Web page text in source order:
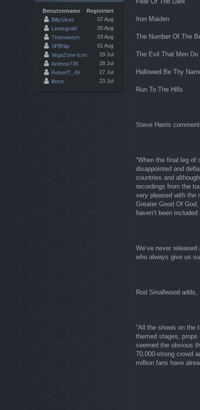
Iron Maiden
The Number Of The
The Evil That Men Do
Hallowed Be Thy
Run To The Hills
Steve Harris
“When the final leg of
disappointed and
countries and
recordings from the
very pleased with the
Greater Good Of
haven’t been
We’ve never
who always give us
Rod Smallwood adds,
“All the shows on the
themed stages, props
seemed the obvious
70,000-strong crowd
million fans have
Benutzername
Registriert
BillyUlces
07 Aug
Lewisgrold
05 Aug
Thomaseyn
03 Aug
SPBNip
01 Aug
VegaZone-lcon
29 Jul
Andrew736
28 Jul
RobertT_49
27 Jul
lifetot
23 Jul